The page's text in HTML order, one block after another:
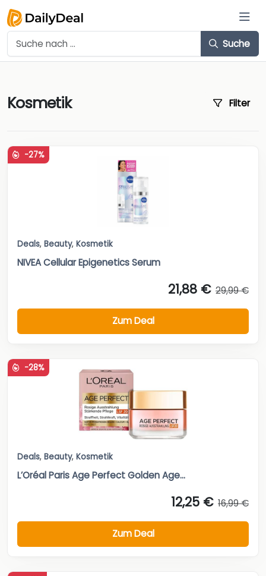
Suche
Kosmetik Filter
-27%
Deals, Beauty, Kosmetik
NIVEA Cellular Epigenetics Serum
21,88 € 29,99 €
Zum Deal
-28%
Deals, Beauty, Kosmetik
L’Oréal Paris Age Perfect Golden Age...
12,25 € 16,99 €
Zum Deal